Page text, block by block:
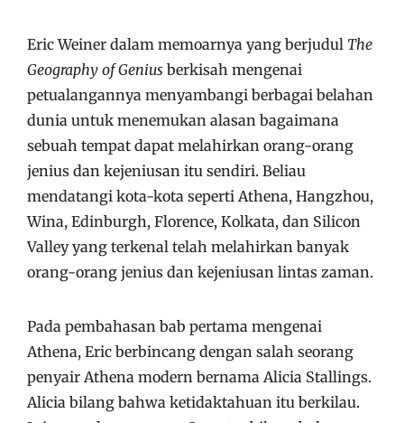
Eric Weiner dalam memoarnya yang berjudul The
Geography of Genius berkisah mengenai
petualangannya menyambangi berbagai belahan
dunia untuk menemukan alasan bagaimana
sebuah tempat dapat melahirkan orang-orang
jenius dan kejeniusan itu sendiri. Beliau
mendatangi kota-kota seperti Athena, Hangzhou,
Wina, Edinburgh, Florence, Kolkata, dan Silicon
Valley yang terkenal telah melahirkan banyak
orang-orang jenius dan kejeniusan lintas zaman.
Pada pembahasan bab pertama mengenai
Athena, Eric berbincang dengan salah seorang
penyair Athena modern bernama Alicia Stallings.
Alicia bilang bahwa ketidaktahuan itu berkilau.